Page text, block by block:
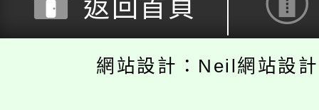
返回首頁
網站設計：Neil網站設